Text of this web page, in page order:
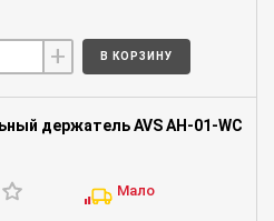
+ В КОРЗИНУ
держатель AVS AH-01-WC
Мало